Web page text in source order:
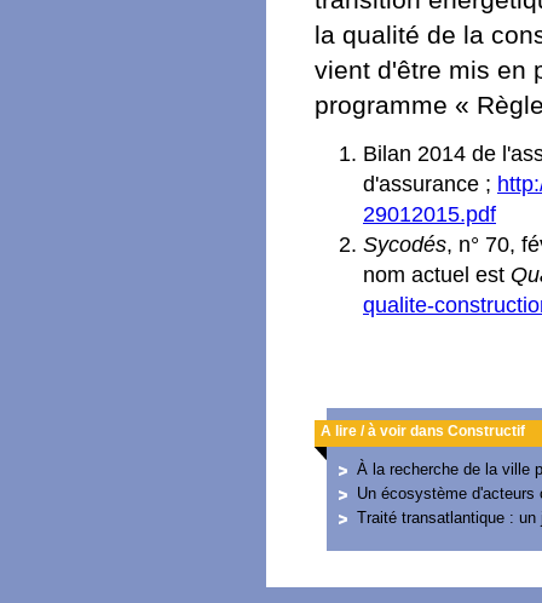
la qualité de la
vient d'être mis en
programme «
Bilan 2014 de
d'assurance ;
29012015.pdf
Sycodés, n° 70,
nom actuel est
qualite-
A lire / à voir dans Constructif
À la recherche de la ville
Un écosystème d'acteurs
Traité transatlantique : un